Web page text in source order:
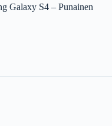
Galaxy S4 – Punainen